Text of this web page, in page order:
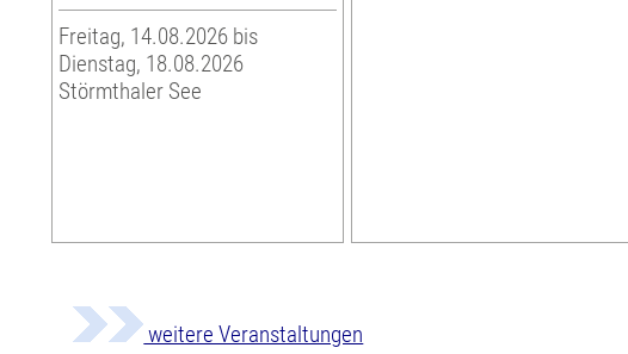
Freitag, 14.08.2026 bis
Dienstag, 18.08.2026
Störmthaler See
weitere Veranstaltungen